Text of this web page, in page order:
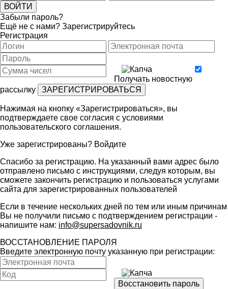
Забыли пароль?
Ещё не с нами? Зарегистрируйтесь
Регистрация
Получать новостную
рассылку
Нажимая на кнопку «Зарегистрироваться», вы
подтверждаете свое согласия с условиями
пользовательского соглашения.
Уже зарегистрированы? Войдите
Спасибо за регистрацию. На указанный вами адрес было
отправлено письмо с инструкциями, следуя которым, вы
сможете закончить регистрацию и пользоваться услугами
сайта для зарегистрированных пользователей
Если в течение нескольких дней по тем или иным причинам
Вы не получили письмо с подтверждением регистрации -
напишите нам: info@supersadovnik.ru
ВОССТАНОВЛЕНИЕ ПАРОЛЯ
Введите электронную почту указанную при регистрации: